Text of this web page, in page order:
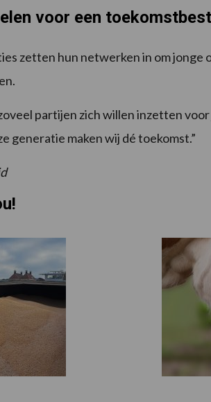
voor een
zetten hun netwerken in om jonge
partijen zich willen inzetten
generatie maken wij dé toekomst.”